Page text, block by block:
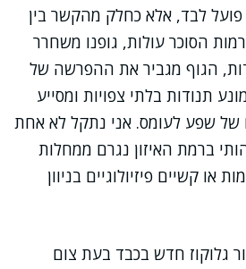
פועל לבד, אלא כחלק מהקשר בין
הסוכר עולות, גופנו משחרר
הגוף מגביר את ההפרשה של
תנודות בלתי צפויות ומסייע
של שפע לעומס. אני נתקל לא אחת
ברמת האיזון נגרם ממחלות
או קשיים פיזיולוגיים בניוון
גלוקוז חדש בכבד בעת צום